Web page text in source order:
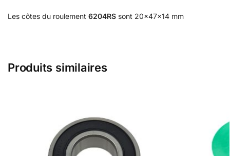
Les côtes du roulement 6204RS sont 20x47x14 mm
Produits similaires